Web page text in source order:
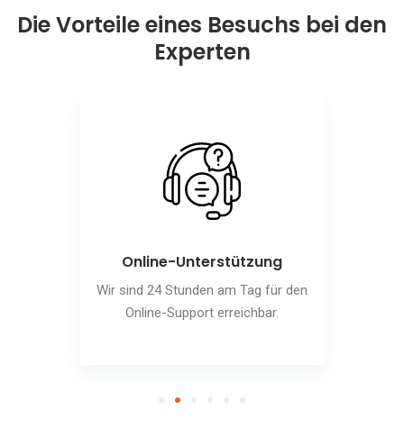
Die Vorteile eines Besuchs bei den
Experten
Online-Unterstützung
Wir sind 24 Stunden am Tag für den
Online-Support erreichbar.